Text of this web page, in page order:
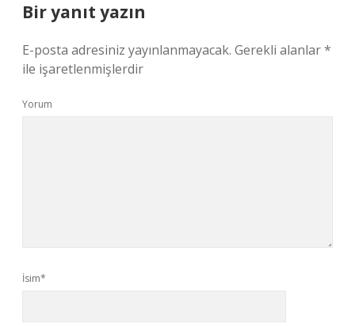
Bir yanıt yazın
E-posta adresiniz yayınlanmayacak. Gerekli alanlar*
ile işaretlenmişlerdir
Yorum
İsim*